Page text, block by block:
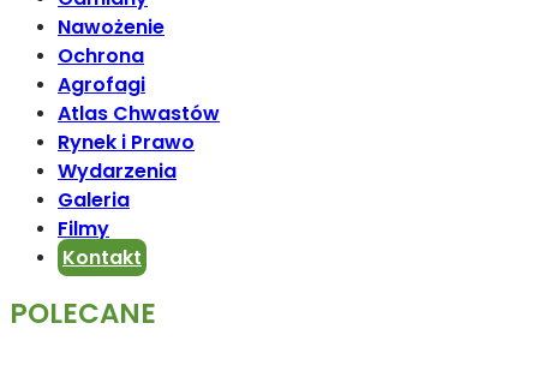
Nawożenie
Ochrona
Agrofagi
Atlas Chwastów
Rynek i Prawo
Wydarzenia
Galeria
Filmy
Kontakt
POLECANE